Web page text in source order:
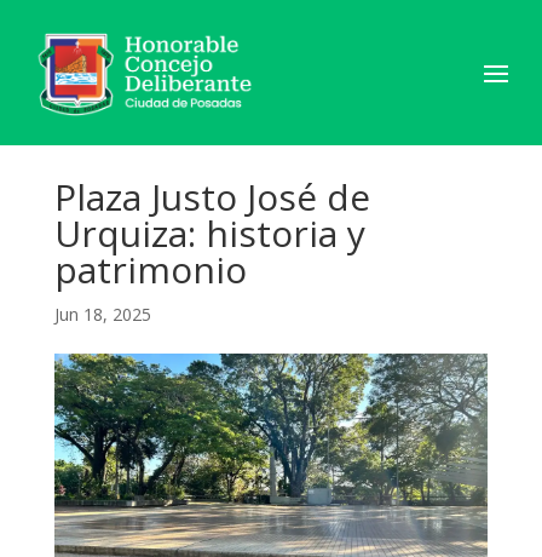
Plaza Justo José de
Urquiza: historia y
patrimonio
Jun 18, 2025